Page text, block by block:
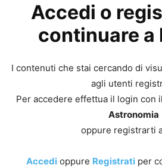
Accedi o
continuare a
I contenuti che stai cercando di
agli utenti
Per accedere effettua il login con
Astronomia
oppure registrarti
Accedioppure Registratiper